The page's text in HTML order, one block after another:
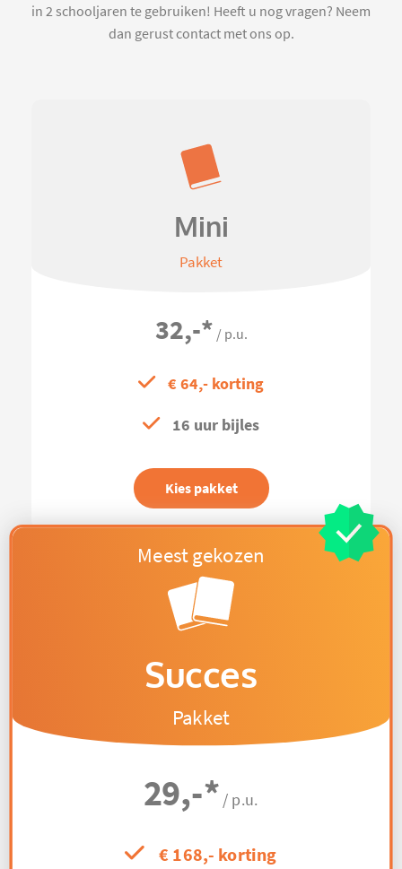
in 2 schooljaren te gebruiken! Heeft u nog vragen? Neem
dan gerust contact met ons op.
Mini
Pakket
32,-* / p.u.
€ 64,- korting
16 uur bijles
Kies pakket
Succes
Pakket
29,-* / p.u.
€ 168,- korting